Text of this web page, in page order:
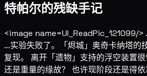
特帕尔的残缺手记
<image name=UI_ReadPic_121099/>
…实验失败了。「烬城」奥奇卡纳塔的
复现。 离开「遗物」支持的浮空装置
还是重量的缘故？ 也许现阶段还是得依